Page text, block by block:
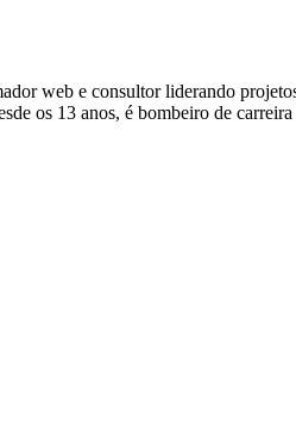
web e consultor liderando
os 13 anos, é bombeiro de carreira